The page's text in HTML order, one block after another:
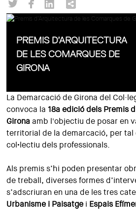
PREMIS D’ARQUITECTURA
DE LES COMARQUES DE
GIRONA
La Demarcació de Girona del
convoca la 18a edició dels Premis
Gironaamb l'objectiu de posar en
territorial de la demarcació, per tal
col•lectiu dels professionals.
Als premis s’hi poden presentar
de treball, diverses formes
s’adscriuran en una de les tres
Urbanisme i Paisatgei Espais